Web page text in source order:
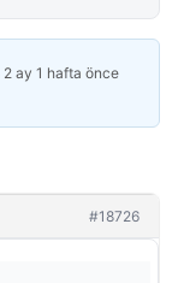
2 ay 1 hafta önce
#18726